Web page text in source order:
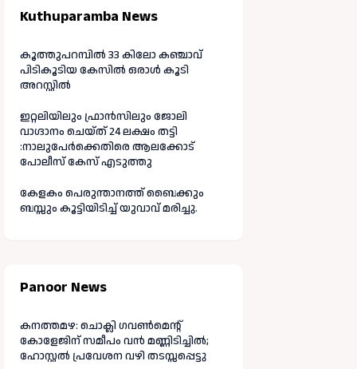
Kuthuparamba News
കൂത്തുപറമ്പിൽ 33 കിലോ കഞ്ചാവ്
പിടികൂടിയ കേസിൽ ഒരാൾ കൂടി
അറസ്റ്റിൽ
ഇറ്റലിയിലും ഫ്രാൻസിലും ജോലി
വാഗ്ദാനം ചെയ്ത് 24 ലക്ഷം തട്ടി
:നാലുപേർക്കെതിരെ ആലക്കോട്
പോലീസ് കേസ് എടുത്തു
കേളകം പെരുന്താനത്ത് ബൈക്കും
ബസ്സും കൂട്ടിയിടിച്ച് യുവാവ് മരിച്ചു.
Panoor News
കനത്തമഴ: ചൊക്ലി ഗവൺമെന്റ്
കോളേജിന് സമീപം വൻ മണ്ണിടിച്ചിൽ;
ഹോസ്റ്റൽ പ്രവേശന വഴി തടസ്സപ്പെട്ടു